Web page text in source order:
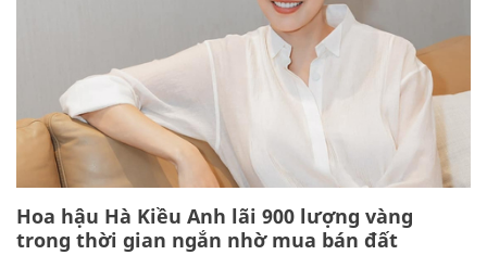
Hoa hậu Hà Kiều Anh lãi 900 lượng vàng
trong thời gian ngắn nhờ mua bán đất